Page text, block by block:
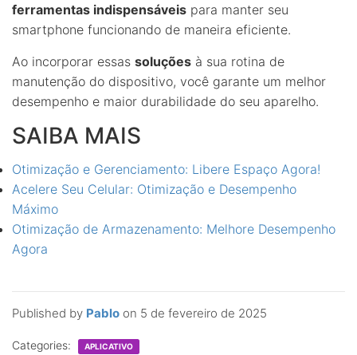
Published by Pablo on 5 de fevereiro de 2025
ferramentas indispensáveis para manter seu
smartphone funcionando de maneira eficiente.
Ao incorporar essas soluções à sua rotina de
manutenção do dispositivo, você garante um melhor
desempenho e maior durabilidade do seu aparelho.
SAIBA MAIS
Otimização e Gerenciamento: Libere Espaço Agora!
Acelere Seu Celular: Otimização e Desempenho
Máximo
Otimização de Armazenamento: Melhore Desempenho
Agora
Categories: APLICATIVO